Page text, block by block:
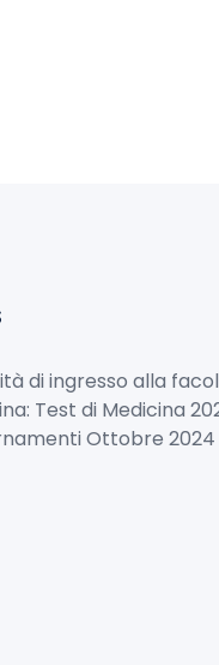
di ingresso alla
Test di Medicina
Ottobre 2024